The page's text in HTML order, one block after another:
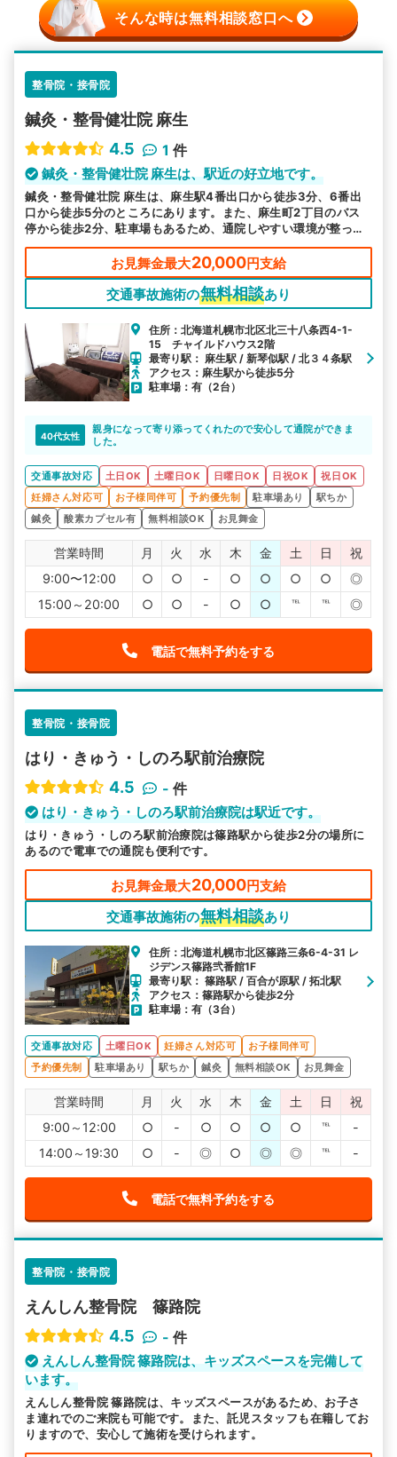
そんな時は無料相談窓口へ
整骨院・接骨院
鍼灸・整骨健壮院 麻生
4.5
1 件
鍼灸・整骨健壮院 麻生は、駅近の好立地です。
鍼灸・整骨健壮院 麻生は、麻生駅4番出口から徒歩3分、6番出
口から徒歩5分のところにあります。また、麻生町2丁目のバス
停から徒歩2分、駐車場もあるため、通院しやすい環境が整って
います。
お見舞金最大20,000円支給
交通事故施術の無料相談あり
住所：北海道札幌市北区北三十八条西4-1-
15 チャイルドハウス2階
最寄り駅： 麻生駅 / 新琴似駅 / 北３４条駅
アクセス：麻生駅から徒歩5分
駐車場：有（2台）
40代女性
親身になって寄り添ってくれたので安心して通院ができま
した。
交通事故対応 土日OK 土曜日OK 日曜日OK 日祝OK
祝日OK
妊婦さん対応可
お子様同伴可 予約優先制 駐車場あり
駅ちか
鍼灸
酸素カプセル有 無料相談OK お見舞金
営業時間 月 火 水 木 金 土 日
祝
9:00〜12:00
○ ○ - ○ ○ ○ ○
◎
15:00～20:00
○ ○ - ○ ○ ℡ ℡ ◎
電話で無料予約をする
整骨院・接骨院
はり・きゅう・しのろ駅前治療院
4.5
- 件
はり・きゅう・しのろ駅前治療院は駅近です。
はり・きゅう・しのろ駅前治療院は篠路駅から徒歩2分の場所に
あるので電車での通院も便利です。
お見舞金最大20,000円支給
交通事故施術の無料相談あり
住所：北海道札幌市北区篠路三条6-4-31 レ
ジデンス篠路弐番館1F
最寄り駅： 篠路駅 / 百合が原駅 / 拓北駅
アクセス：篠路駅から徒歩2分
駐車場：有（3台）
交通事故対応 土曜日OK 妊婦さん対応可
お子様同伴可
予約優先制
駐車場あり 駅ちか 鍼灸 無料相談OK お見舞金
営業時間 月 火 水 木 金 土 日
祝
9:00～12:00
○ - ○ ○ ○ ○ ℡
-
14:00～19:30
○ - ◎ ○ ◎ ◎ ℡ -
電話で無料予約をする
整骨院・接骨院
えんしん整骨院 篠路院
4.5
- 件
えんしん整骨院 篠路院は、キッズスペースを完備して
います。
えんしん整骨院 篠路院は、キッズスペースがあるため、お子さ
ま連れでのご来院も可能です。また、託児スタッフも在籍してお
りますので、安心して施術を受けられます。